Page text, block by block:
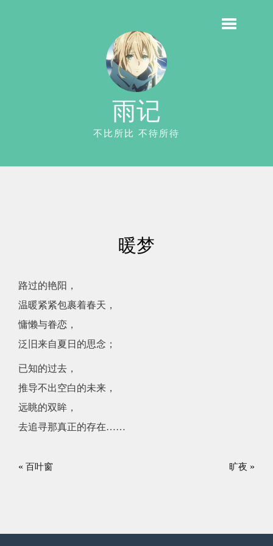
雨记
不比所比 不待所待
暖梦
路过的艳阳，
温暖紧紧包裹着春天，
慵懒与眷恋，
泛旧来自夏日的思念；
已知的过去，
推导不出空白的未来，
远眺的双眸，
去追寻那真正的存在……
« 百叶窗 旷夜 »